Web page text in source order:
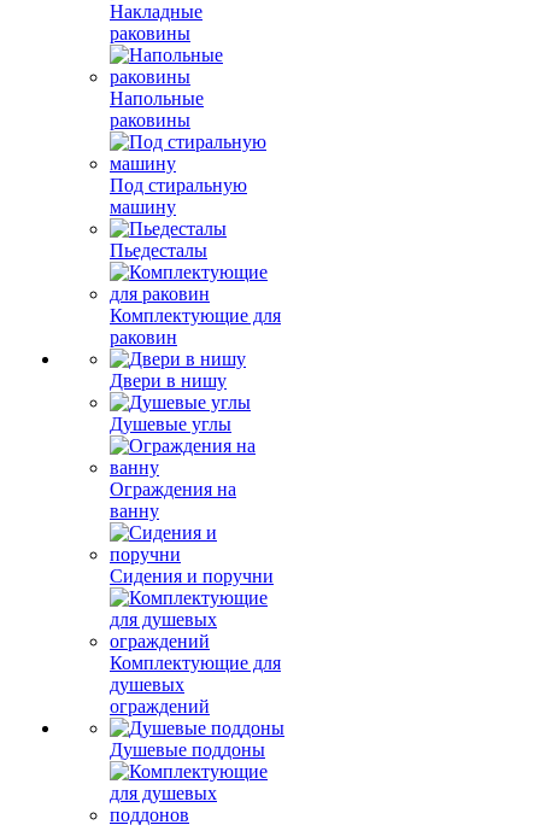
Накладные
раковины
Напольные
раковины
Под стиральную
машину
Пьедесталы
Комплектующие для
раковин
Двери в нишу
Душевые углы
Ограждения на
ванну
Сидения и поручни
Комплектующие для
душевых
ограждений
Душевые поддоны